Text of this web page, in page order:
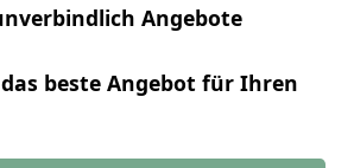
Angebote
das beste Angebot für Ihren